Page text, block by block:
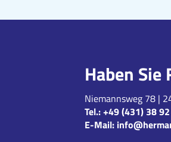
Haben Sie
Niemannsweg 78 |
Tel.:+49 (431) 38
E-Mail: